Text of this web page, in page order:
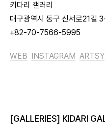
키다리 갤러리
대구광역시 동구 신서로21길
+82-70-7566-5995
WEB INSTAGRAM ARTSY
[GALLERIES] KIDARI